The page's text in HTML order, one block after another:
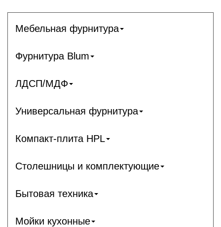
Мебельная фурнитура
Фурнитура Blum
ЛДСП/МДФ
Универсальная фурнитура
Компакт-плита HPL
Столешницы и комплектующие
Бытовая техника
Мойки кухонные